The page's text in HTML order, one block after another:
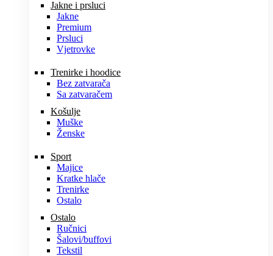
Jakne i prsluci
Jakne
Premium
Prsluci
Vjetrovke
Trenirke i hoodice
Bez zatvarača
Sa zatvaračem
Košulje
Muške
Ženske
Sport
Majice
Kratke hlače
Trenirke
Ostalo
Ostalo
Ručnici
Šalovi/buffovi
Tekstil